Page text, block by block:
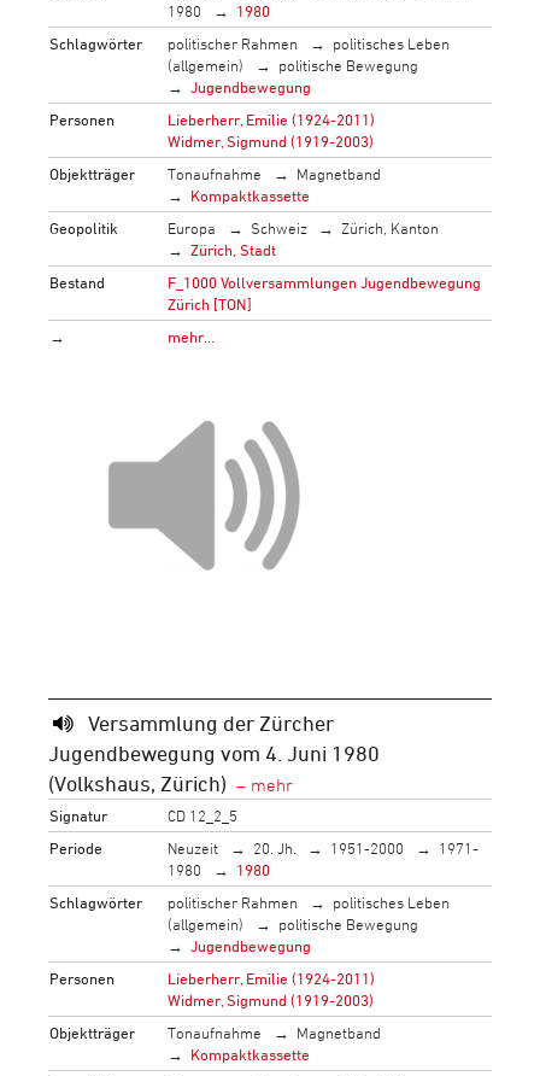
1980
1980
Schlagwörter
politischer Rahmen
politisches Leben
(allgemein)
politische Bewegung
Jugendbewegung
Personen
Lieberherr, Emilie (1924-2011)
Widmer, Sigmund (1919-2003)
Objektträger
Tonaufnahme
Magnetband
Kompaktkassette
Geopolitik
Europa Schweiz
Zürich, Kanton
Zürich, Stadt
Bestand
F_1000 Vollversammlungen Jugendbewegung
Zürich [TON]
→
mehr…
Versammlung der Zürcher
Jugendbewegung vom 4. Juni 1980
(Volkshaus, Zürich)
Signatur
CD 12_2_5
Periode
Neuzeit 20. Jh. 1951-2000
1971-
1980
1980
Schlagwörter
politischer Rahmen
politisches Leben
(allgemein)
politische Bewegung
Jugendbewegung
Personen
Lieberherr, Emilie (1924-2011)
Widmer, Sigmund (1919-2003)
Objektträger
Tonaufnahme
Magnetband
Kompaktkassette